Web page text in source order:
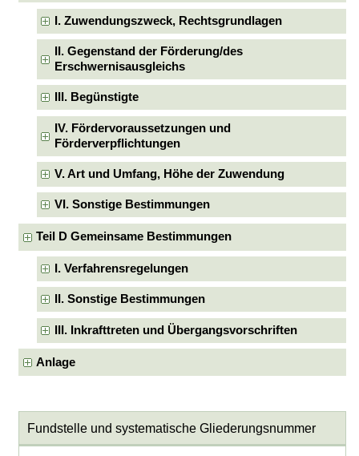
I. Zuwendungszweck, Rechtsgrundlagen
II. Gegenstand der Förderung/des
Erschwernisausgleichs
III. Begünstigte
IV. Fördervoraussetzungen und
Förderverpflichtungen
V. Art und Umfang, Höhe der Zuwendung
VI. Sonstige Bestimmungen
Teil D Gemeinsame Bestimmungen
I. Verfahrensregelungen
II. Sonstige Bestimmungen
III. Inkrafttreten und Übergangsvorschriften
Anlage
Fundstelle und systematische Gliederungsnummer